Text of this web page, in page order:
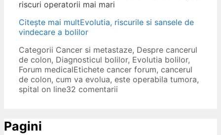
riscuri operatorii mai mari
Citește mai multEvolutia, riscurile si sansele de
vindecare a bolilor
Categorii Cancer si metastaze, Despre cancerul
de colon, Diagnosticul bolilor, Evolutia bolilor,
Forum medicalEtichete cancer forum, cancerul
de colon, cum va evolua, este operabila tumora,
spital on line32 comentarii
Pagini